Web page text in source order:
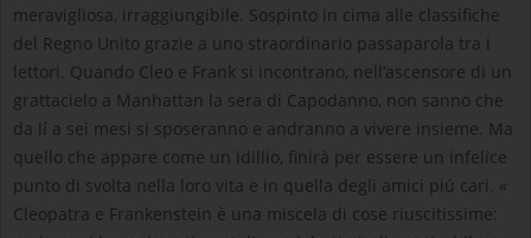
meravigliosa, irraggiungibile. Sospinto in cima alle classifiche
del Regno Unito grazie a uno straordinario passaparola tra i
lettori. Quando Cleo e Frank si incontrano, nell’ascensore di un
grattacielo a Manhattan la sera di Capodanno, non sanno che
da lí a sei mesi si sposeranno e andranno a vivere insieme. Ma
quello che appare come un idillio, finirà per essere un infelice
punto di svolta nella loro vita e in quella degli amici piú cari. «
Cleopatra e Frankenstein è una miscela di cose riuscitissime: